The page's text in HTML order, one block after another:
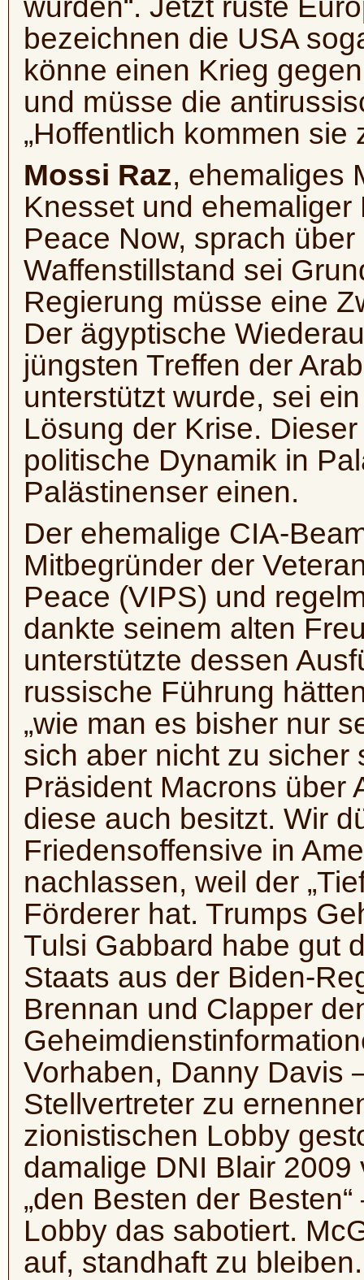
wurden“. Jetzt rüste
bezeichnen die USA
könne einen Krieg
und müsse die
„Hoffentlich kommen sie
Mossi Raz, ehemaliges
Knesset und
Peace Now, sprach
Waffenstillstand sei
Regierung müsse eine
Der ägyptische
jüngsten Treffen der
unterstützt wurde, sei
Lösung der Krise.
politische Dynamik in
Palästinenser einen.
Der ehemalige CIA-
Mitbegründer der
Peace (VIPS) und
dankte seinem alten
unterstützte dessen
russische Führung
„wie man es bisher nur
sich aber nicht zu sicher
Präsident Macrons über
diese auch besitzt. Wir
Friedensoffensive in
nachlassen, weil der
Förderer hat. Trumps
Tulsi Gabbard habe gut
Staats aus der Biden-
Brennan und Clapper
Vorhaben, Danny Davis
Stellvertreter zu
zionistischen Lobby
damalige DNI Blair
„den Besten der
Lobby das sabotiert.
auf, standhaft zu bleiben.